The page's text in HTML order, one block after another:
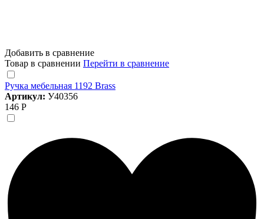
Добавить в сравнение
Товар в сравнении Перейти в сравнение
Ручка мебельная 1192 Brass
Артикул: У40356
146 Р